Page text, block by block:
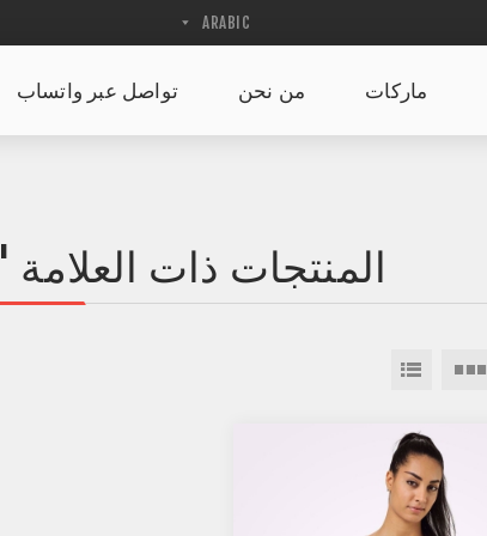
ماركات من نحن تواصل عبر واتساب
المنتجات ذات العلامة 'SQUAT-PROOF TOP'